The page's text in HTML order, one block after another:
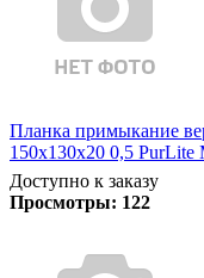
Планка примыкание
150х130х20 0,5 PurLite
Доступно к заказу
Просмотры: 122